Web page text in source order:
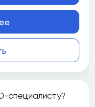
специалисту?